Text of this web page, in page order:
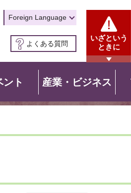
Foreign Language
よくある質問
いざという
ときに
ント 産業・ビジネス